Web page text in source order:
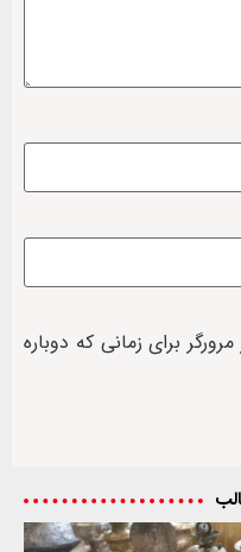
برای زمانی که دوباره